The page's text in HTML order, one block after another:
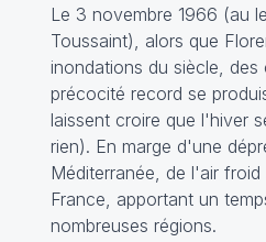
Le 3 novembre 1966 (au
Toussaint), alors que
inondations du siècle,
précocité record se
laissent croire que l'hiver
rien). En marge d'une
Méditerranée, de l'air
France, apportant un
nombreuses régions.